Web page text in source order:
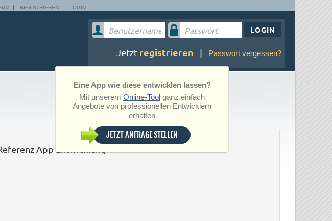
REGISTRIEREN LOGIN
LOGIN
Jetzt registrieren | Passwort vergessen?
Eine App wie diese entwicklen lassen?
Mit unserem Online-Tool ganz einfach
Angebote von professionellen Entwicklern
erhalten
JETZT ANFRAGE STELLEN